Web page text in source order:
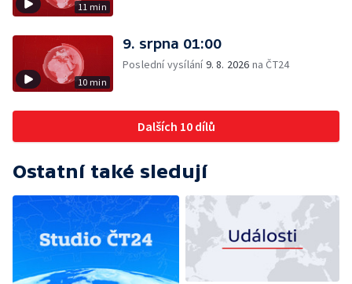
11 min
10 min
9. srpna 01:00
Poslední vysílání9. 8. 2026 na ČT24
Dalších 10 dílů
Ostatní také sledují